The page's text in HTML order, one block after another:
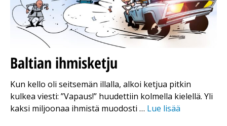
Baltian ihmisketju
Kun kello oli seitsemän illalla, alkoi ketjua pitkin
kulkea viesti: ”Vapaus!” huudettiin kolmella kielellä. Yli
kaksi miljoonaa ihmistä muodosti … Lue lisää